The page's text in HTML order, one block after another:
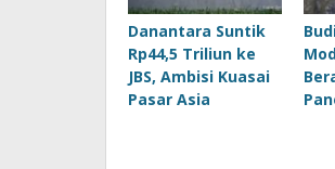
Danantara Suntik
Rp44,5 Triliun ke
JBS, Ambisi Kuasai
Pasar Asia